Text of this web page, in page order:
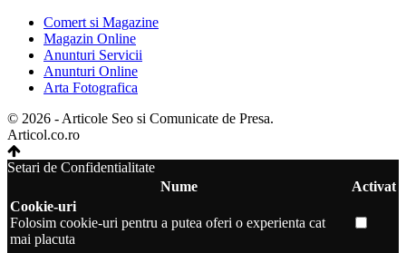
Comert si Magazine
Magazin Online
Anunturi Servicii
Anunturi Online
Arta Fotografica
© 2026 - Articole Seo si Comunicate de Presa.
Articol.co.ro
Setari de Confidentialitate
Nume
Activat
Cookie-uri
Folosim cookie-uri pentru a putea oferi o experienta cat
mai placuta